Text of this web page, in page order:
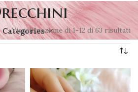
Categories
Visualizzazione di 1-12 di 63 risultati